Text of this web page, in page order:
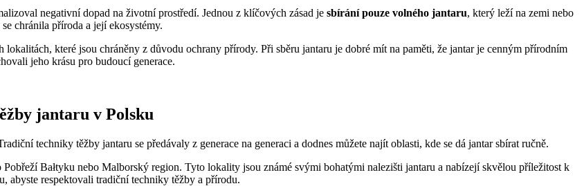
negativní dopad na životní prostředí. Jednou z klíčových zásad je sbírání pouze volného jantaru, který leží na zemi nebo
chránila příroda a její ekosystémy.
lokalitách, které jsou chráněny z důvodu ochrany přírody. Při sběru jantaru je dobré mít na paměti, že jantar je cenným přírodním
jeho krásu pro budoucí generace.
jantaru v Polsku
techniky těžby jantaru se předávaly z generace na generaci a dodnes můžete najít oblasti, kde se dá jantar sbírat ručně.
Bałtyku nebo Malborský region. Tyto lokality jsou známé svými bohatými nalezišti jantaru a nabízejí skvělou příležitost k
abyste respektovali tradiční techniky těžby a přírodu.